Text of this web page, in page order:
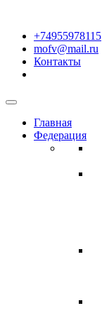
+74955978115
mofv@mail.ru
Контакты
Главная
Федерация